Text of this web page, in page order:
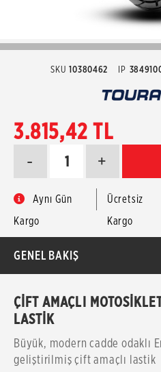
SKU 10380462 IP
3.815,42 TL
+
-
Aynı Gün
Kargo
Ücretsiz
Kargo
GENEL BAKIŞ
ÇİFT AMAÇLI
LASTİK
Büyük, modern cadde odaklı
geliştirilmiş çift amaçlı lastik